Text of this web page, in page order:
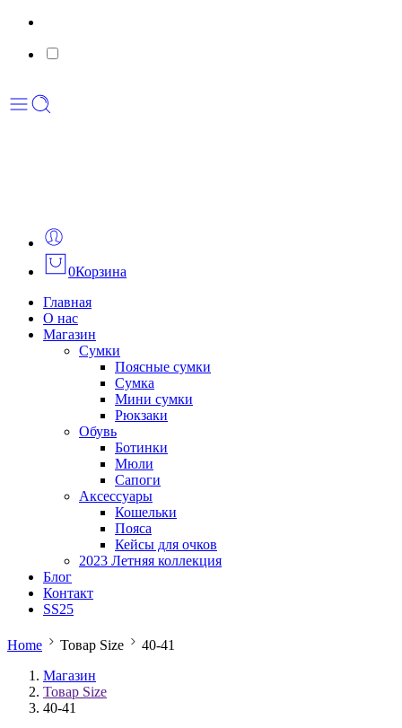
0Корзина
Главная
О нас
Магазин
Сумки
Поясные сумки
Сумка
Мини сумки
Рюкзаки
Обувь
Ботинки
Мюли
Сапоги
Аксессуары
Кошельки
Пояса
Кейсы для очков
2023 Летняя коллекция
Блог
Контакт
SS25
Home Товар Size
40-41
Магазин
Товар Size
40-41